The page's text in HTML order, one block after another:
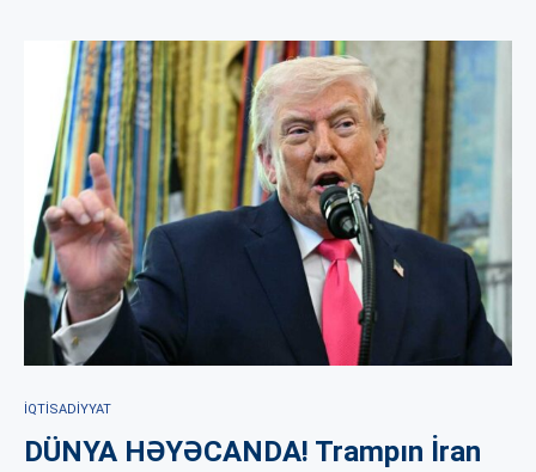
İQTISADIYYAT
DÜNYA HƏYƏCANDA! Trampın İran